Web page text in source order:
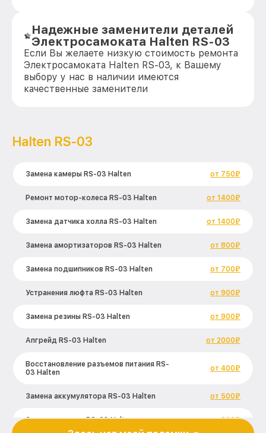
Надежные заменители деталей
Электросамоката Halten RS-03
Если Вы желаете низкую стоимость ремонта
Электросамоката Halten RS-03, к Вашему
выбору у нас в наличии имеются
качественные заменители
Halten RS-03
Замена камеры RS-03 Halten от 750₽
Ремонт мотор-колеса RS-03 Halten от 1400₽
Замена датчика холла RS-03 Halten от 1400₽
Замена амортизаторов RS-03 Halten от 800₽
Замена подшипников RS-03 Halten от 700₽
Устранения люфта RS-03 Halten от 900₽
Замена резины RS-03 Halten от 900₽
Апгрейд RS-03 Halten от 2000₽
Восстановление разъемов питания RS-
03 Halten
от 400₽
Замена аккумулятора RS-03 Halten от 500₽
Замена корпуса RS-03 Halten от 900₽